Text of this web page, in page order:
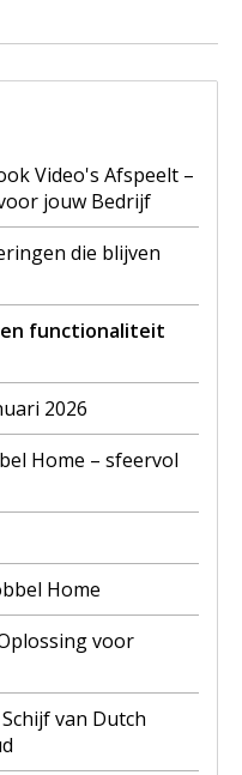
Video's Afspeelt –
jouw Bedrijf
die blijven
functionaliteit
2026
Home – sfeervol
Home
voor
van Dutch